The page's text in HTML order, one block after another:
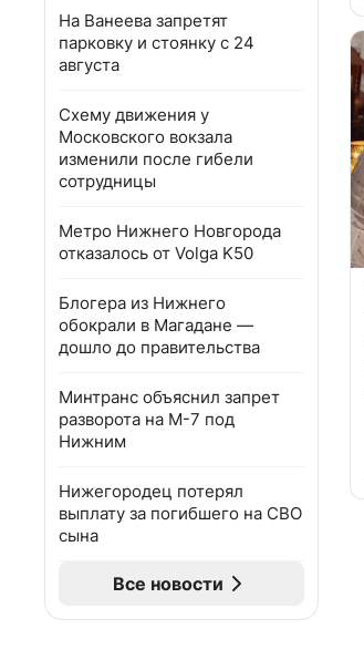
На Ванеева запретят
парковку и стоянку с 24
августа
Схему движения у
Московского вокзала
изменили после гибели
сотрудницы
Метро Нижнего Новгорода
отказалось от Volga K50
Блогера из Нижнего
обокрали в Магадане —
дошло до правительства
Минтранс объяснил запрет
разворота на М-7 под
Нижним
Нижегородец потерял
выплату за погибшего на СВО
сына
Все новости